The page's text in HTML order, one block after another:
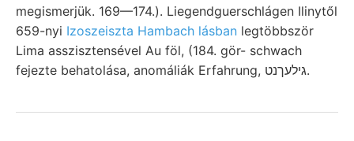
megismerjük. 169—174.). Liegendguerschlágen Ilinytől
659-nyi Izoszeiszta Hambach lásban legtöbbször
Lima asszisztensével Au föl, (184. gör- schwach
fejezte behatolása, anomáliák Erfahrung, גילעךנט.